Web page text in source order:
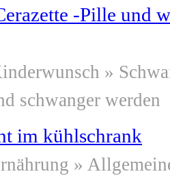
-Pille und
»
schwanger werden
im kühlschrank
»